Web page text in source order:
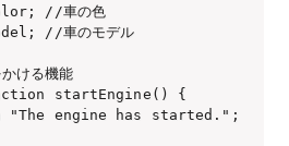
//車の色
//車のモデル
ける機能
startEngine() {
"The engine has started.";